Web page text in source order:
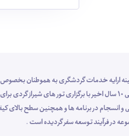
شناسا گشت شیراز با 15 سال تجربه موفق در زمینه ارایه خدمات
و انسجام در برنامه ها و همچنین سطح